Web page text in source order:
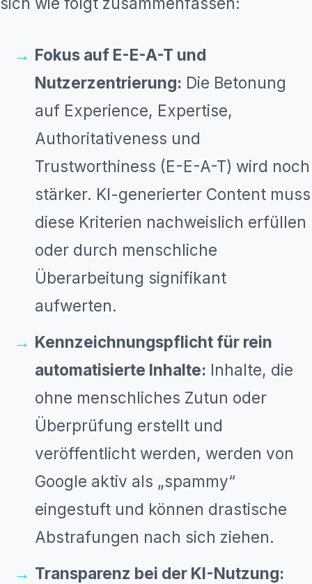
Fokus auf E-E-A-T und
Nutzerzentrierung: Die Betonung
auf Experience, Expertise,
Authoritativeness und
Trustworthiness (E-E-A-T) wird noch
stärker. KI-generierter Content muss
diese Kriterien nachweislich erfüllen
oder durch menschliche
Überarbeitung signifikant
aufwerten.
Kennzeichnungspflicht für rein
automatisierte Inhalte: Inhalte, die
ohne menschliches Zutun oder
Überprüfung erstellt und
veröffentlicht werden, werden von
Google aktiv als „spammy“
eingestuft und können drastische
Abstrafungen nach sich ziehen.
Transparenz bei der KI-Nutzung: